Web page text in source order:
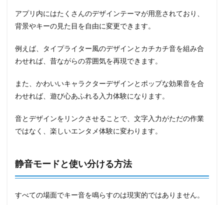
アプリ内にはたくさんのデザインテーマが用意されており、
背景やキーの見た目を自由に変更できます。
例えば、タイプライター風のデザインとカチカチ音を組み合
わせれば、昔ながらの雰囲気を再現できます。
また、かわいいキャラクターデザインとポップな効果音を合
わせれば、遊び心あふれる入力体験になります。
音とデザインをリンクさせることで、文字入力がただの作業
ではなく、楽しいエンタメ体験に変わります。
静音モードと使い分ける方法
すべての場面でキー音を鳴らすのは現実的ではありません。